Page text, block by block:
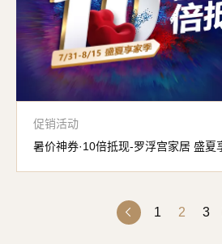
促销活动
暑价神券·10倍抵现-罗浮宫家居 盛夏
1 2 3